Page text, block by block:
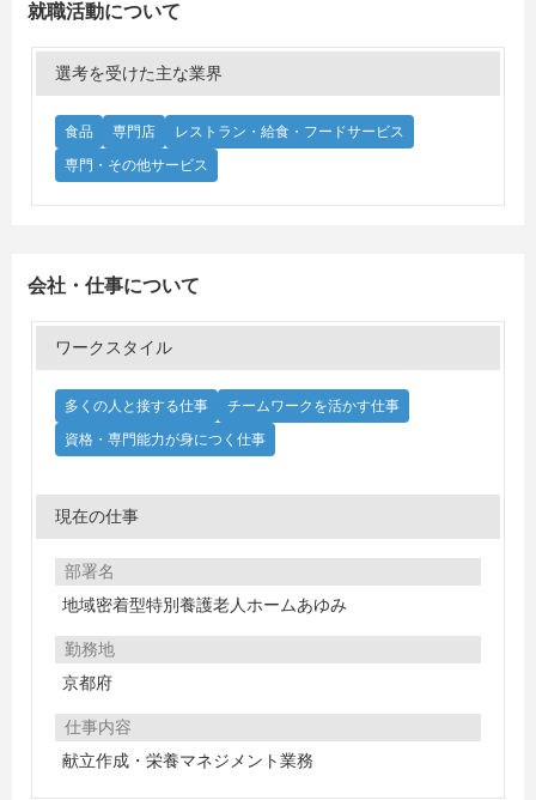
就職活動について
選考を受けた主な業界
食品 専門店
レストラン・給食・フードサービス
専門・その他サービス
会社・仕事について
ワークスタイル
多くの人と接する仕事
チームワークを活かす仕事
資格・専門能力が身につく仕事
現在の仕事
部署名
地域密着型特別養護老人ホームあゆみ
勤務地
京都府
仕事内容
献立作成・栄養マネジメント業務